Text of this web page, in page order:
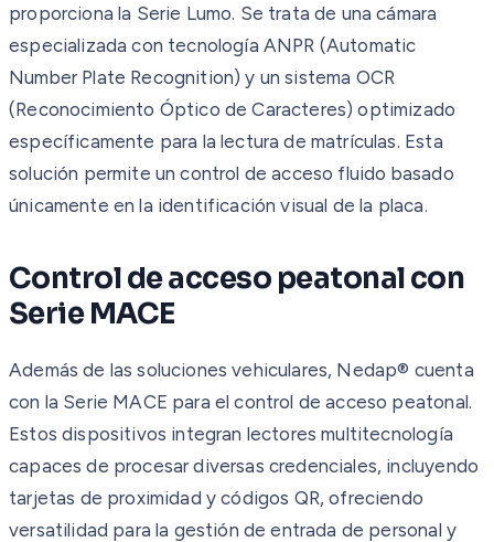
proporciona la Serie Lumo. Se trata de una cámara
especializada con tecnología ANPR (Automatic
Number Plate Recognition) y un sistema OCR
(Reconocimiento Óptico de Caracteres) optimizado
específicamente para la lectura de matrículas. Esta
solución permite un control de acceso fluido basado
únicamente en la identificación visual de la placa.
Control de acceso peatonal con
Serie MACE
Además de las soluciones vehiculares, Nedap® cuenta
con la Serie MACE para el control de acceso peatonal.
Estos dispositivos integran lectores multitecnología
capaces de procesar diversas credenciales, incluyendo
tarjetas de proximidad y códigos QR, ofreciendo
versatilidad para la gestión de entrada de personal y